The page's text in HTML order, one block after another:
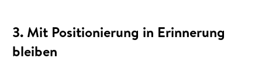
3. Mit Positionierung in Erinnerung
bleiben